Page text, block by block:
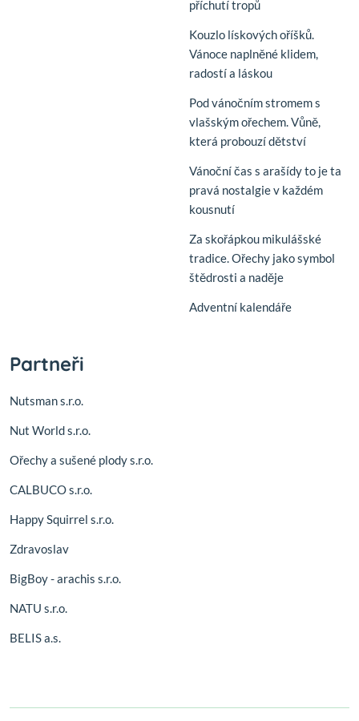
příchutí tropů
Kouzlo lískových oříšků.
Vánoce naplněné klidem,
radostí a láskou
Pod vánočním stromem s
vlašským ořechem. Vůně,
která probouzí dětství
Vánoční čas s arašídy to je ta
pravá nostalgie v každém
kousnutí
Za skořápkou mikulášské
tradice. Ořechy jako symbol
štědrosti a naděje
Adventní kalendáře
Partneři
Nutsman s.r.o.
Nut World s.r.o.
Ořechy a sušené plody s.r.o.
CALBUCO s.r.o.
Happy Squirrel s.r.o.
Zdravoslav
BigBoy - arachis s.r.o.
NATU s.r.o.
BELIS a.s.